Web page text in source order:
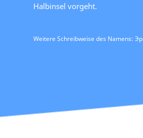
Halbinsel vorgeht.
Weitere Schreibweise des Namens: